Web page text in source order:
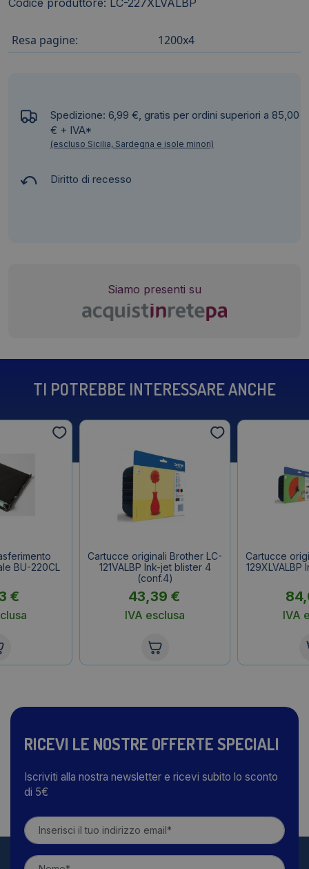
Resa pagine: 1200x4
Spedizione: 6,99 €, gratis per ordini superiori a 85,00
€ + IVA*
(escluso Sicilia, Sardegna e isole minori)
Diritto di recesso
Siamo presenti su
TI POTREBBE INTERESSARE ANCHE
BU-220CL
€
Cartucce originali Brother LC-
121VALBP Ink-jet blister 4
(conf.4)
43,39 €
IVA esclusa
Cartucce
IVA
RICEVI LE NOSTRE OFFERTE SPECIALI
Iscriviti alla nostra newsletter e ricevi subito lo sconto
di 5€